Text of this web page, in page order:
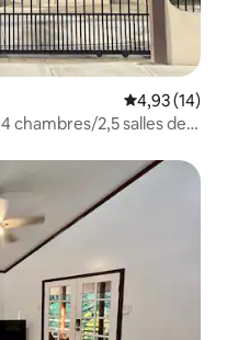
Évaluation
4,93 (14)
chambres/2,5 salles de